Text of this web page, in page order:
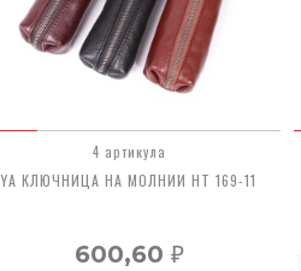
4 артикула
YA КЛЮЧНИЦА НА МОЛНИИ HT 169-11
600,60 ₽